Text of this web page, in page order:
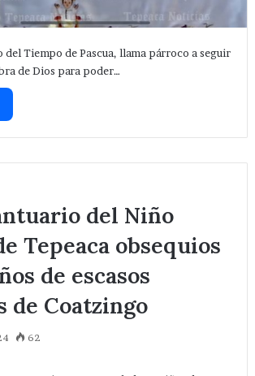
del Tiempo de Pascua, llama párroco a seguir
de Dios para poder…
del Niño
Tepeaca obsequios
de escasos
de Coatzingo
62